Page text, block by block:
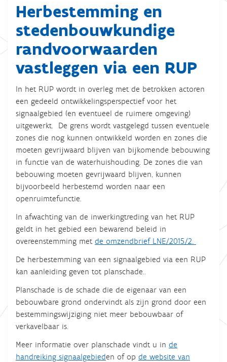
Herbestemming en
stedenbouwkundige
randvoorwaarden
vastleggen via een RUP
In het RUP wordt in overleg met de betrokken actoren
een gedeeld ontwikkelingsperspectief voor het
signaalgebied (en eventueel de ruimere omgeving)
uitgewerkt. De grens wordt vastgelegd tussen eventuele
zones die nog kunnen ontwikkeld worden en zones die
moeten gevrijwaard blijven van bijkomende bebouwing
in functie van de waterhuishouding. De zones die van
bebouwing moeten gevrijwaard blijven, kunnen
bijvoorbeeld herbestemd worden naar een
openruimtefunctie.
In afwachting van de inwerkingtreding van het RUP
geldt in het gebied een bewarend beleid in
overeenstemming met de omzendbrief LNE/2015/2
De herbestemming van een signaalgebied via een RUP
kan aanleiding geven tot planschade..
Planschade is de schade die de eigenaar van een
bebouwbare grond ondervindt als zijn grond door een
bestemmingswijziging niet meer bebouwbaar of
verkavelbaar is.
Meer informatie over planschade vindt u in de
handreiking signaalgebieden of op de website van